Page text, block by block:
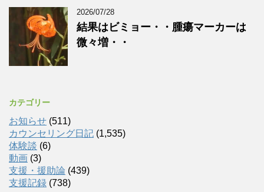
2026/07/28
結果はビミョー・・腫瘍マーカーは
微々増・・
カテゴリー
お知らせ (511)
カウンセリング日記 (1,535)
体験談 (6)
動画 (3)
支援・援助論 (439)
支援記録 (738)